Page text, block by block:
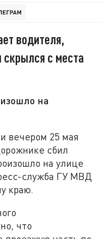
водителя,
с места
на
вечером 25 мая
сбил
на улице
служба ГУ МВД
краю.
что